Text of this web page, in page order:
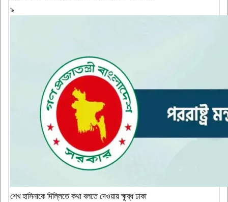
৯
শেখ হাসিনাকে দিল্লিতে কথা বলতে দেওয়ায় ক্ষুব্ধ ঢাকা